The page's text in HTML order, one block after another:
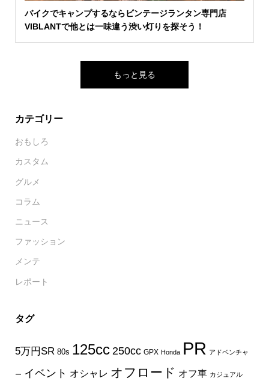
バイクでキャンプするならビンテージランタン専門店
VIBLANTで他とは一味違う渋い灯りを探そう！
もっと見る
カテゴリー
おもしろ
カスタム
グルメ
コラム
ニュース
ファッション
メンテ
レポート
タグ
5万円SR 80s 125cc 250cc GPX Honda PR アドベンチャ
ー イベント オシャレ オフロード オフ車 カジュアル